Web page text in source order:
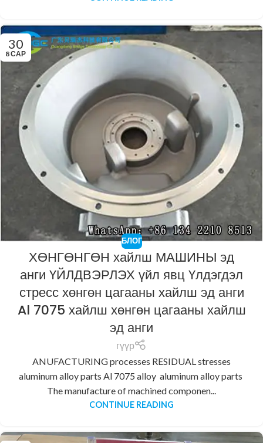
30
8 САР
БЛОГ
ХӨНГӨНГӨН хайлш МАШИНЫ эд
анги ҮЙЛДВЭРЛЭХ үйл явц Үлдэгдэл
стресс хөнгөн цагааны хайлш эд анги
Al 7075 хайлш хөнгөн цагааны хайлш
эд анги
гүүр
ANUFACTURING processes RESIDUAL stresses
aluminum alloy parts Al 7075 alloy aluminum alloy parts
The manufacture of machined componen...
CONTINUE READING